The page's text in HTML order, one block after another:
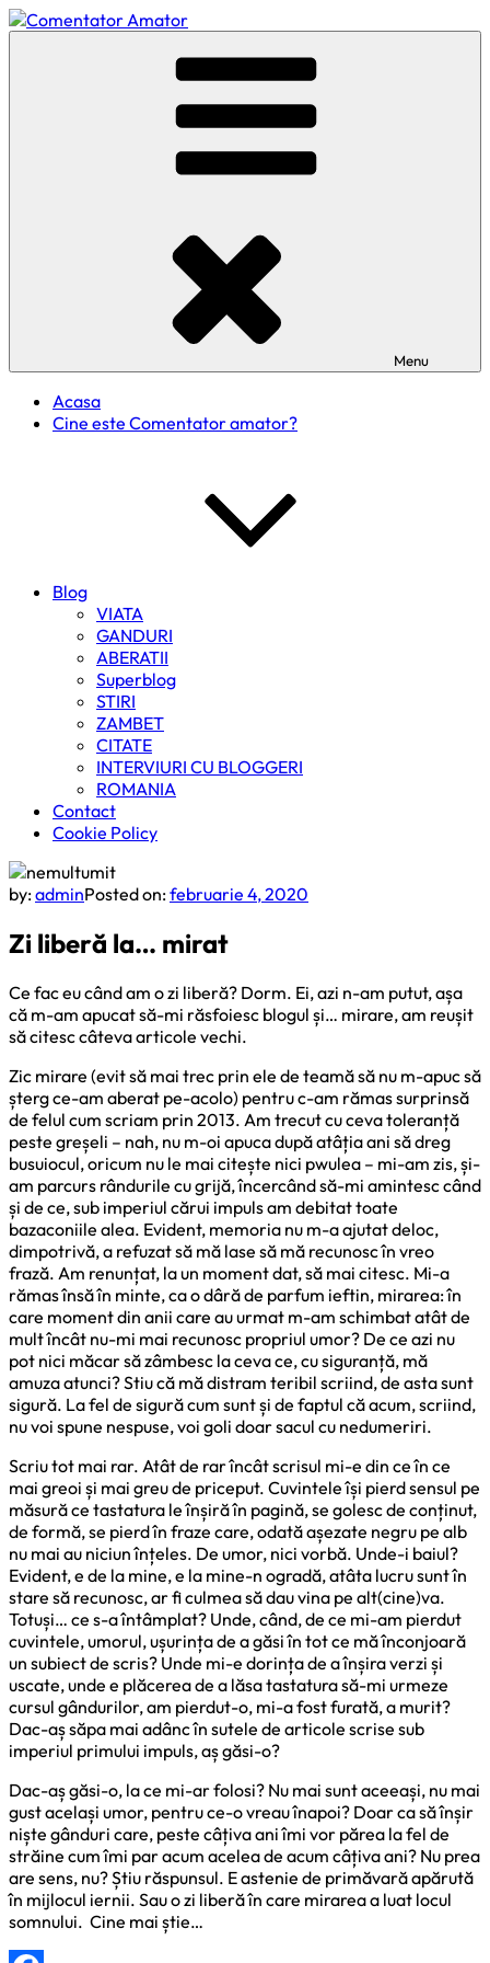
Skip
to
Menu
Acasa
Cine este Comentator amator?
Blog
VIATA
GANDURI
ABERATII
Superblog
STIRI
ZAMBET
CITATE
INTERVIURI CU BLOGGERI
ROMANIA
Contact
Cookie Policy
by:adminPosted on:februarie 4, 2020
Zi liberă la… mirat
Ce fac eu când am o zi liberă? Dorm. Ei, azi n-am putut, așa
că m-am apucat să-mi răsfoiesc blogul și… mirare, am reușit
să citesc câteva articole vechi.
Zic mirare (evit să mai trec prin ele de teamă să nu m-apuc să
șterg ce-am aberat pe-acolo) pentru c-am rămas surprinsă
de felul cum scriam prin 2013. Am trecut cu ceva toleranță
peste greșeli – nah, nu m-oi apuca după atâția ani să dreg
busuiocul, oricum nu le mai citește nici pwulea – mi-am zis, și-
am parcurs rândurile cu grijă, încercând să-mi amintesc când
și de ce, sub imperiul cărui impuls am debitat toate
bazaconiile alea. Evident, memoria nu m-a ajutat deloc,
dimpotrivă, a refuzat să mă lase să mă recunosc în vreo
frază. Am renunțat, la un moment dat, să mai citesc. Mi-a
rămas însă în minte, ca o dâră de parfum ieftin, mirarea: în
care moment din anii care au urmat m-am schimbat atât de
mult încât nu-mi mai recunosc propriul umor? De ce azi nu
pot nici măcar să zâmbesc la ceva ce, cu siguranță, mă
amuza atunci? Stiu că mă distram teribil scriind, de asta sunt
sigură. La fel de sigură cum sunt și de faptul că acum, scriind,
nu voi spune nespuse, voi goli doar sacul cu nedumeriri.
Scriu tot mai rar. Atât de rar încât scrisul mi-e din ce în ce
mai greoi și mai greu de priceput. Cuvintele își pierd sensul pe
măsură ce tastatura le înșiră în pagină, se golesc de conținut,
de formă, se pierd în fraze care, odată așezate negru pe alb
nu mai au niciun înțeles. De umor, nici vorbă. Unde-i baiul?
Evident, e de la mine, e la mine-n ogradă, atâta lucru sunt în
stare să recunosc, ar fi culmea să dau vina pe alt(cine)va.
Totuși… ce s-a întâmplat? Unde, când, de ce mi-am pierdut
cuvintele, umorul, ușurința de a găsi în tot ce mă înconjoară
un subiect de scris? Unde mi-e dorința de a înșira verzi și
uscate, unde e plăcerea de a lăsa tastatura să-mi urmeze
cursul gândurilor, am pierdut-o, mi-a fost furată, a murit?
Dac-aș săpa mai adânc în sutele de articole scrise sub
imperiul primului impuls, aș găsi-o?
Dac-aș găsi-o, la ce mi-ar folosi? Nu mai sunt aceeași, nu mai
gust același umor, pentru ce-o vreau înapoi? Doar ca să înșir
niște gânduri care, peste câțiva ani îmi vor părea la fel de
străine cum îmi par acum acelea de acum câțiva ani? Nu prea
are sens, nu? Știu răspunsul. E astenie de primăvară apărută
în mijlocul iernii. Sau o zi liberă în care mirarea a luat locul
somnului. Cine mai știe…